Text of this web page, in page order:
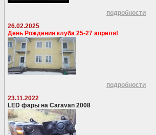
подробности
26.02.2025
День Рождения клуба 25-27 апреля!
подробности
23.11.2022
LED фары на Caravan 2008